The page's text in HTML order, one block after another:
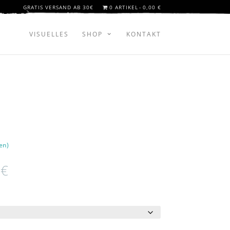
GRATIS VERSAND AB 30€ 0 ARTIKEL 0,00 €
VISUELLES SHOP KONTAKT
€